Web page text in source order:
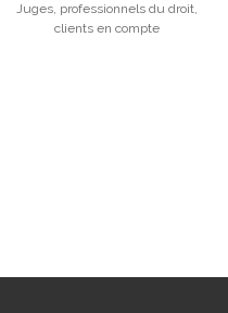
Juges, professionnels du droit,
clients en compte